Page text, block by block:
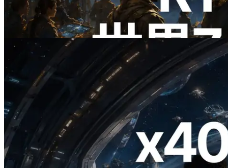
Validators Information APIも公開
この記事を読む
2026.07.04